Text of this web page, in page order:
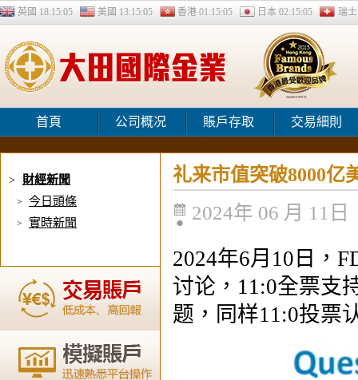
英國 18:15:06 美國 13:15:06 香港 01:15:06 日本 02:15:06 瑞
首頁 公司概况 賬戶存取 交易細則
> 財經新聞
> 今日頭條
> 實時新聞
礼来市值突破8000亿
2024年 06 月 11日
2024年6月10日，
讨论，11:0全票支
题，同样11:0投票